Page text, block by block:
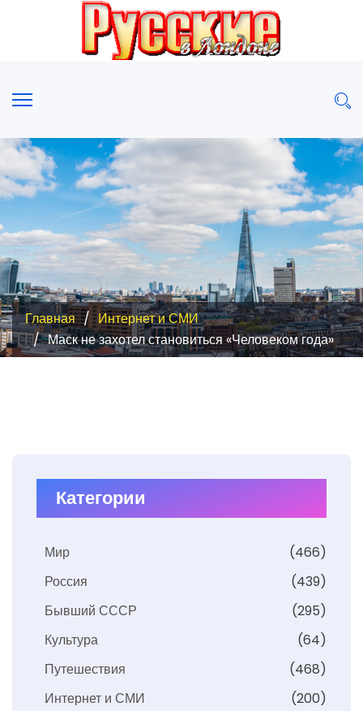
Главная
Интернет и СМИ
Маск не захотел становиться «Человеком года»
Категории
Мир
(466)
Россия
(439)
Бывший СССР
(295)
Культура
(64)
Путешествия
(468)
Интернет и СМИ
(200)